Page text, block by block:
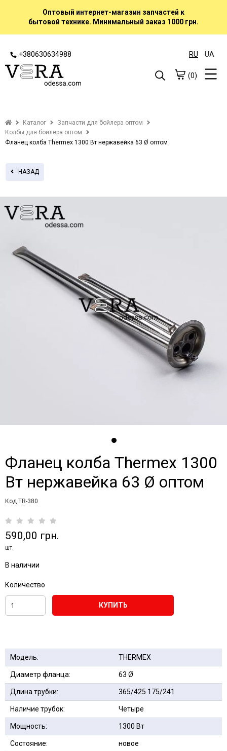
Оптовый интернет-магазин запчастей к
бытовой технике. Минимальный заказ 1000 грн.
+380630634988 RU UA
(0)
Каталог
Запчасти для бойлера оптом
Колбы для бойлера оптом
Фланец колба Thermex 1300 Вт нержавейка 63 Ø оптом
НАЗАД
Фланец колба Thermex 1300
Вт нержавейка 63 Ø оптом
Код TR-380
590,00 грн.
шт.
В наличии
Количество
КУПИТЬ
Модель: THERMEX
Диаметр фланца: 63 Ø
Длина трубки: 365/425 175/241
Наличие трубок: Четыре
Мощность: 1300 Вт
Состояние: новое